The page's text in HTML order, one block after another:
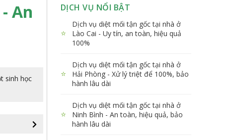
An
sinh học
DỊCH VỤ NỔI BẬT
⭐
Dịch vụ diệt mối tận gốc tại nhà ở
Lào Cai - Uy tín, an toàn, hiệu quả
100%
⭐
Dịch vụ diệt mối tận gốc tại nhà ở
Hải Phòng - Xử lý triệt để 100%, bảo
hành lâu dài
⭐
Dịch vụ diệt mối tận gốc tại nhà ở
Ninh Bình - An toàn, hiệu quả, bảo
hành lâu dài